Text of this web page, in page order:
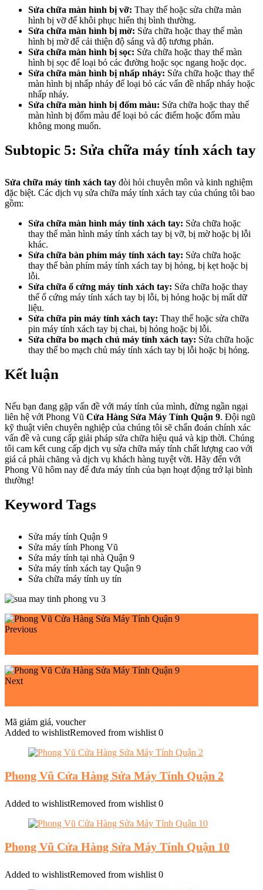
Sửa chữa màn hình bị vỡ: Thay thế hoặc sửa chữa màn
hình bị vỡ để khôi phục hiển thị bình thường.
Sửa chữa màn hình bị mờ: Sửa chữa hoặc thay thế màn
hình bị mờ để cải thiện độ sáng và độ tương phản.
Sửa chữa màn hình bị sọc: Sửa chữa hoặc thay thế màn
hình bị sọc để loại bỏ các đường hoặc sọc ngang hoặc dọc.
Sửa chữa màn hình bị nhấp nháy: Sửa chữa hoặc thay thế
màn hình bị nhấp nháy để loại bỏ các vấn đề nhấp nháy hoặc
nhấp nháy.
Sửa chữa màn hình bị đốm màu: Sửa chữa hoặc thay thế
màn hình bị đốm màu để loại bỏ các điểm hoặc đốm màu
không mong muốn.
Subtopic 5: Sửa chữa máy tính xách tay
Sửa chữa máy tính xách tay đòi hỏi chuyên môn và kinh nghiệm
đặc biệt. Các dịch vụ sửa chữa máy tính xách tay của chúng tôi bao
gồm:
Sửa chữa màn hình máy tính xách tay: Sửa chữa hoặc
thay thế màn hình máy tính xách tay bị vỡ, bị mờ hoặc bị lỗi
khác.
Sửa chữa bàn phím máy tính xách tay: Sửa chữa hoặc
thay thế bàn phím máy tính xách tay bị hỏng, bị kẹt hoặc bị
lỗi.
Sửa chữa ổ cứng máy tính xách tay: Sửa chữa hoặc thay
thế ổ cứng máy tính xách tay bị lỗi, bị hỏng hoặc bị mất dữ
liệu.
Sửa chữa pin máy tính xách tay: Thay thế hoặc sửa chữa
pin máy tính xách tay bị chai, bị hỏng hoặc bị lỗi.
Sửa chữa bo mạch chủ máy tính xách tay: Sửa chữa hoặc
thay thế bo mạch chủ máy tính xách tay bị lỗi hoặc bị hỏng.
Kết luận
Nếu bạn đang gặp vấn đề với máy tính của mình, đừng ngần ngại
liên hệ với Phong Vũ Cửa Hàng Sửa Máy Tính Quận 9. Đội ngũ
kỹ thuật viên chuyên nghiệp của chúng tôi sẽ chẩn đoán chính xác
vấn đề và cung cấp giải pháp sửa chữa hiệu quả và kịp thời. Chúng
tôi cam kết cung cấp dịch vụ sửa chữa máy tính chất lượng cao với
giá cả phải chăng và dịch vụ khách hàng tuyệt vời. Hãy đến với
Phong Vũ hôm nay để đưa máy tính của bạn hoạt động trở lại bình
thường!
Keyword Tags
Sửa máy tính Quận 9
Sửa máy tính Phong Vũ
Sửa máy tính tại nhà Quận 9
Sửa máy tính xách tay Quận 9
Sửa chữa máy tính uy tín
Previous
Next
Mã giảm giá, voucher
Added to wishlistRemoved from wishlist 0
Phong Vũ Cửa Hàng Sửa Máy Tính Quận 2
Added to wishlistRemoved from wishlist 0
Phong Vũ Cửa Hàng Sửa Máy Tính Quận 10
Added to wishlistRemoved from wishlist 0